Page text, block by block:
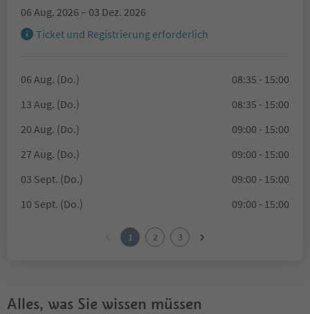
06 Aug. 2026 – 03 Dez. 2026
Ticket und Registrierung erforderlich
06 Aug. (Do.)
08:35 - 15:00
13 Aug. (Do.)
08:35 - 15:00
20 Aug. (Do.)
09:00 - 15:00
27 Aug. (Do.)
09:00 - 15:00
03 Sept. (Do.)
09:00 - 15:00
10 Sept. (Do.)
09:00 - 15:00
1 2 3
Alles, was Sie wissen müssen